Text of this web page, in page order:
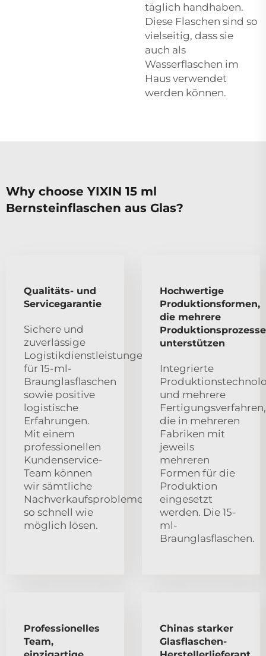
täglich handhaben.
Diese Flaschen sind so
vielseitig, dass sie
auch als
Wasserflaschen im
Haus verwendet
werden können.
Why choose YIXIN 15 ml
Bernsteinflaschen aus Glas?
Qualitäts- und
Servicegarantie
Sichere und
zuverlässige
Logistikdienstleistungen
für 15-ml-
Braunglasflaschen
sowie positive
logistische
Erfahrungen.
Mit einem
professionellen
Kundenservice-
Team können
wir sämtliche
Nachverkaufsprobleme
so schnell wie
möglich lösen.
Hochwertige
Produktionsformen,
die mehrere
Produktionsprozesse
unterstützen
Integrierte
und mehrere
Fertigungsverfahren,
die in mehreren
Fabriken mit
jeweils
mehreren
Formen für die
Produktion
eingesetzt
werden. Die 15-
ml-
Braunglasflaschen.
Professionelles
Team,
Chinas starker
Glasflaschen-